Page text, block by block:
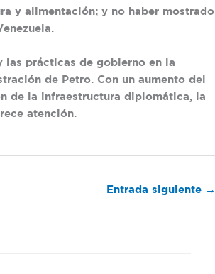
y alimentación; y no haber mostrado
las prácticas de gobierno en la
de Petro. Con un aumento del
de la infraestructura diplomática, la
atención.
Entrada siguiente →